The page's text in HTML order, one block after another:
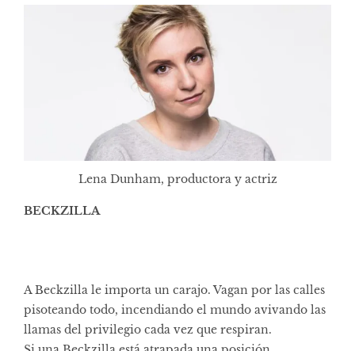
Lena Dunham, productora y actriz
BECKZILLA
A Beckzilla le importa un carajo. Vagan por las calles
pisoteando todo, incendiando el mundo avivando las
llamas del privilegio cada vez que respiran.